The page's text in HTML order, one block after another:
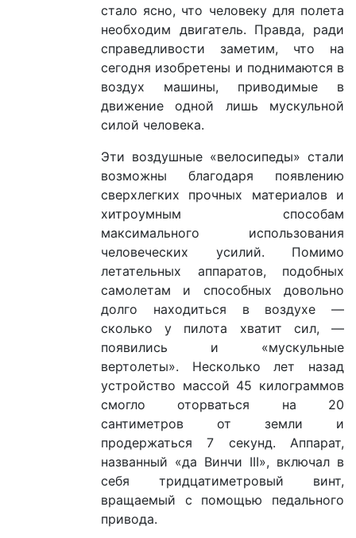
стало ясно, что человеку для полета
необходим двигатель. Правда, ради
справедливости заметим, что на
сегодня изобретены и поднимаются в
воздух машины, приводимые в
движение одной лишь мускульной
силой человека.
Эти воздушные «велосипеды» стали
возможны благодаря появлению
сверхлегких прочных материалов и
хитроумным способам
максимального использования
человеческих усилий. Помимо
летательных аппаратов, подобных
самолетам и способных довольно
долго находиться в воздухе —
сколько у пилота хватит сил, —
появились и «мускульные
вертолеты». Несколько лет назад
устройство массой 45 килограммов
смогло оторваться на 20
сантиметров от земли и
продержаться 7 секунд. Аппарат,
названный «да Винчи III», включал в
себя тридцатиметровый винт,
вращаемый с помощью педального
привода.